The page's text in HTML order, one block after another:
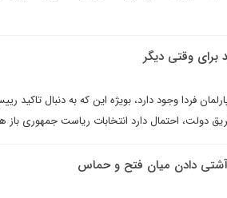
براى وقتى ديگر
فردا وجود دارد، بويژه اين که به دنبال تاکيد
دولت،‌ احتمال دارد انتخابات رياست جمهورى باز
دادن ميان فتح و حماس